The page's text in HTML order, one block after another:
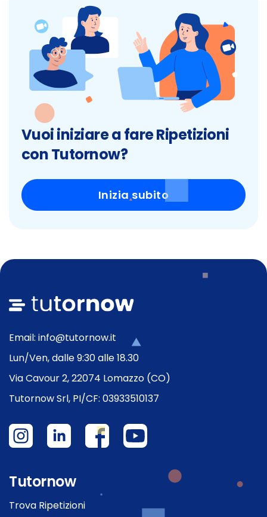
Vuoi iniziare a fare Ripetizioni
con Tutornow?
Inizia subito
Email: info@tutornow.it
Lun/Ven, dalle 9:30 alle 18.30
Via Cavour 2, 22074 Lomazzo (CO)
Tutornow Srl, PI/CF: 03933510137
Tutornow
Trova Ripetizioni